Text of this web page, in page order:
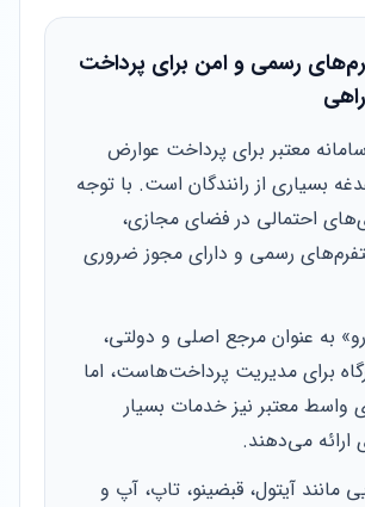
رسمی و امن برای پرداخت
معتبر برای پرداخت عوارض
بسیاری از رانندگان است. با توجه
احتمالی در فضای مجازی،
رسمی و دارای مجوز ضروری
به عنوان مرجع اصلی و دولتی،
برای مدیریت پرداخت‌هاست، اما
واسط معتبر نیز خدمات بسیار
ارائه می‌دهند.
مانند آیتول، قبضینو، تاپ، آپ و